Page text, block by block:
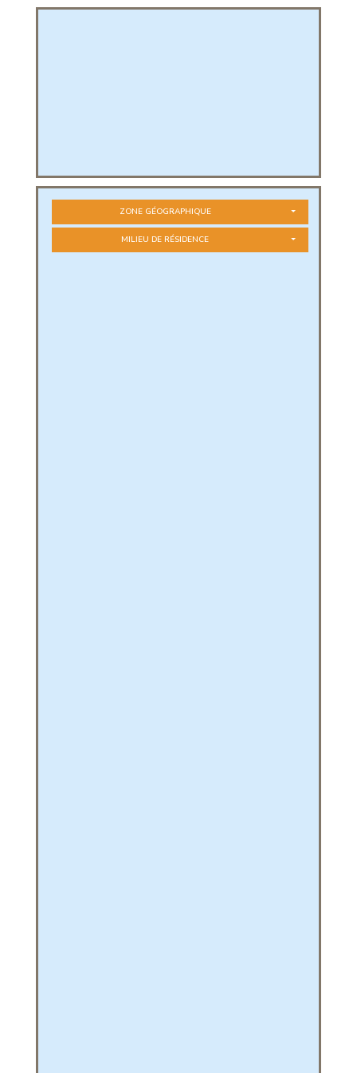
ZONE GÉOGRAPHIQUE
MILIEU DE RÉSIDENCE